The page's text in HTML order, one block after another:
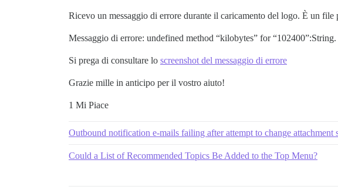
Ricevo un messaggio di errore durante il caricamento del logo. È un
Messaggio di errore: undefined method “kilobytes” for “102400”:String.
Si prega di consultare lo screenshot del messaggio di errore
Grazie mille in anticipo per il vostro aiuto!
1 Mi Piace
Outbound notification e-mails failing after attempt to change attachment
Could a List of Recommended Topics Be Added to the Top Menu?